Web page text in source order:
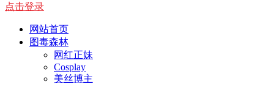
点击登录
网站首页
图毒森林
网红正妹
Cosplay
美丝博主